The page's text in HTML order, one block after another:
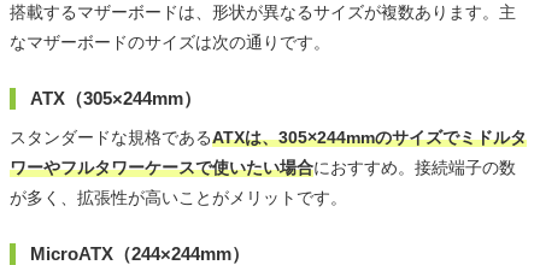
搭載するマザーボードは、形状が異なるサイズが複数あります。主
なマザーボードのサイズは次の通りです。
ATX（305×244mm）
スタンダードな規格であるATXは、305×244mmのサイズでミドルタ
ワーやフルタワーケースで使いたい場合におすすめ。接続端子の数
が多く、拡張性が高いことがメリットです。
MicroATX（244×244mm）